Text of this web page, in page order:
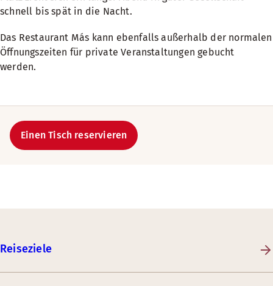
schnell bis spät in die Nacht.
Das Restaurant Más kann ebenfalls außerhalb der normalen
Öffnungszeiten für private Veranstaltungen gebucht
werden.
Einen Tisch reservieren
Reiseziele